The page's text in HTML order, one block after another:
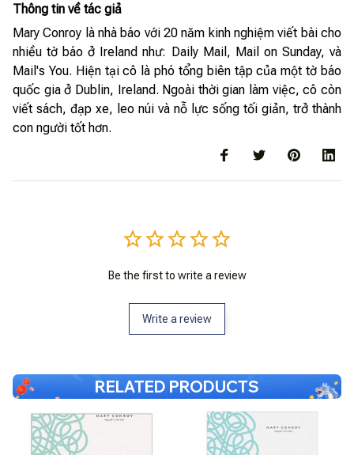
Thông tin về tác giả
Mary Conroy là nhà báo với 20 năm kinh nghiệm viết bài cho
nhiều tờ báo ở Ireland như: Daily Mail, Mail on Sunday, và
Mail's You. Hiện tại cô là phó tổng biên tập của một tờ báo
quốc gia ở Dublin, Ireland. Ngoài thời gian làm việc, cô còn
viết sách, đạp xe, leo núi và nỗ lực sống tối giản, trở thành
con người tốt hơn.
Be the first to write a review
Write a review
RELATED PRODUCTS